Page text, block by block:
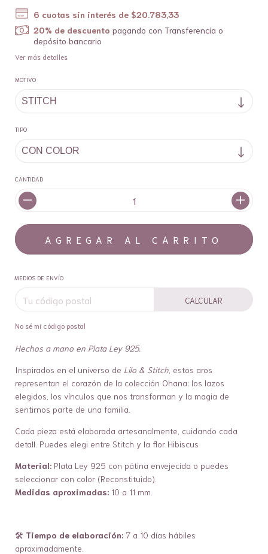
6 cuotas sin interés de $20.783,33
20% de descuento pagando con Transferencia o
depósito bancario
Ver más detalles
MOTIVO
TIPO
CANTIDAD
MEDIOS DE ENVÍO
CALCULAR
No sé mi código postal
Hechos a mano en Plata Ley 925.
Inspirados en el universo de Lilo & Stitch , estos aros
representan el corazón de la colección Ohana: los lazos
elegidos, los vínculos que nos transforman y la magia de
sentirnos parte de una familia.
Cada pieza está elaborada artesanalmente, cuidando cada
detall. Puedes elegi entre Stitch y la flor Hibiscus
Material: Plata Ley 925 con pátina envejecida o puedes
seleccionar con color (Reconstituido).
Medidas aproximadas: 10 a 11 mm.
🛠️ Tiempo de elaboración: 7 a 10 días hábiles
aproximadamente.